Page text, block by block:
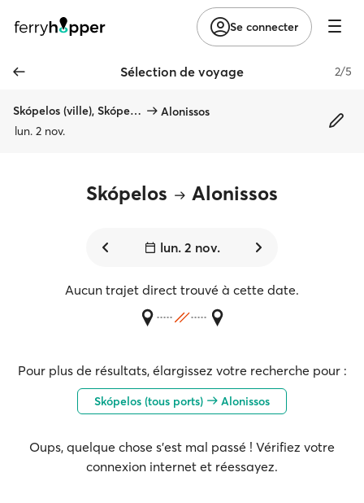
Se connecter
Sélection de voyage 2/5
Skópelos (ville), Skópelos
Alonissos
lun. 2 nov.
Skópelos Alonissos
lun. 2 nov.
Aucun trajet direct trouvé à cette date.
Pour plus de résultats, élargissez votre recherche pour :
Skópelos (tous ports) Alonissos
Oups, quelque chose s'est mal passé ! Vérifiez votre
connexion internet et réessayez.